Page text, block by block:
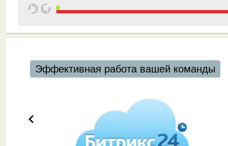
Эффективная работа вашей команды